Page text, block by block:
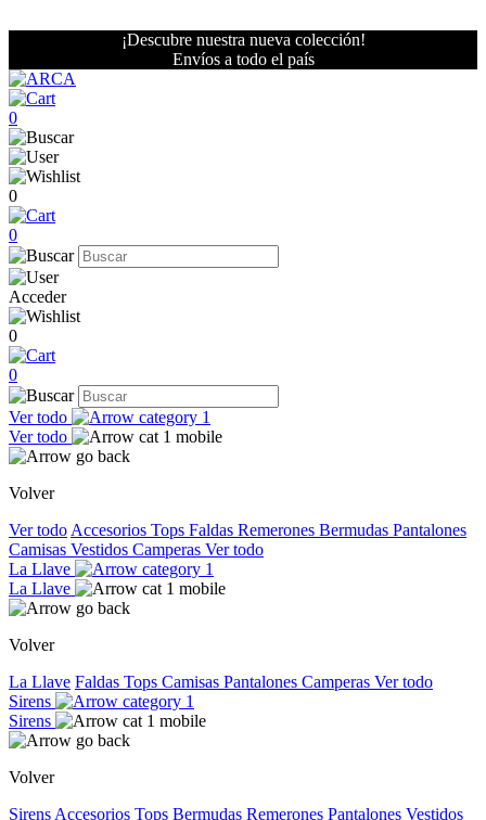
¡Descubre nuestra nueva colección!
Envíos a todo el país
0
0
0
Acceder
0
0
Ver todo
Ver todo
Volver
Ver todo Accesorios Tops Faldas Remerones Bermudas Pantalones
Camisas Vestidos Camperas Ver todo
La Llave
La Llave
Volver
La Llave Faldas Tops Camisas Pantalones Camperas Ver todo
Sirens
Sirens
Volver
Sirens Accesorios Tops Bermudas Remerones Pantalones Vestidos